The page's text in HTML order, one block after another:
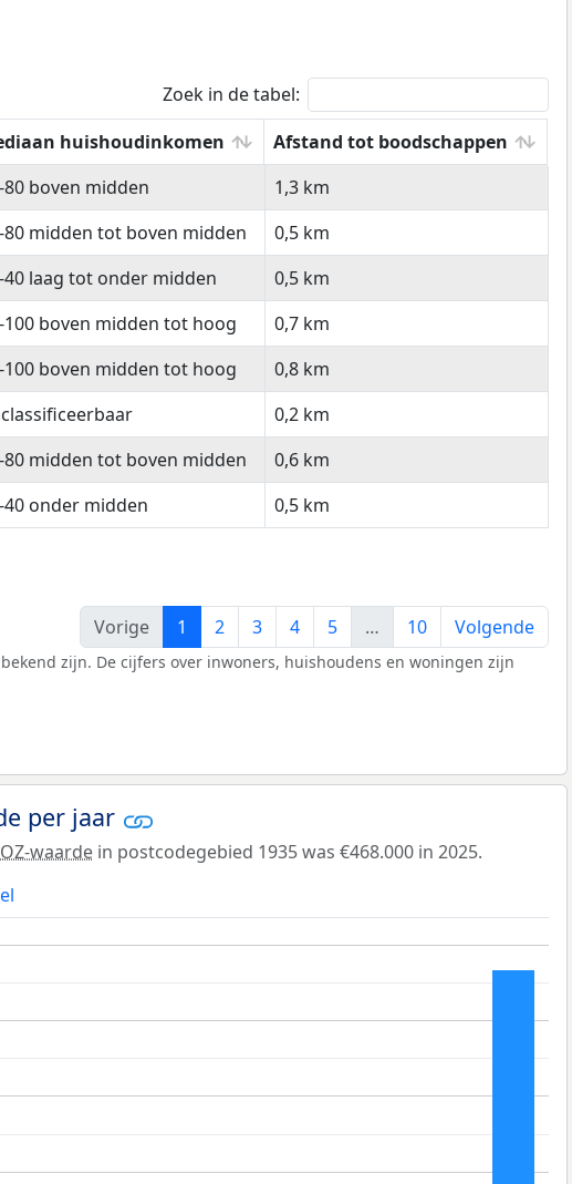
Zoek in de tabel:
huishoudinkomen
Afstand tot boodschappen
huishoudinkomen Afstand tot boodschappen
80 boven midden
1,3 km
80 midden tot boven midden
0,5 km
40 laag tot onder midden
0,5 km
100 boven midden tot hoog
0,7 km
100 boven midden tot hoog
0,8 km
0,2 km
80 midden tot boven midden
0,6 km
40 onder midden 0,5 km
Vorige
1 2 3 4 5 … 10 Volgende
zijn. De cijfers over inwoners, huishoudens en woningen zijn
per jaar
waarde in postcodegebied 1935 was €468.000 in 2025.